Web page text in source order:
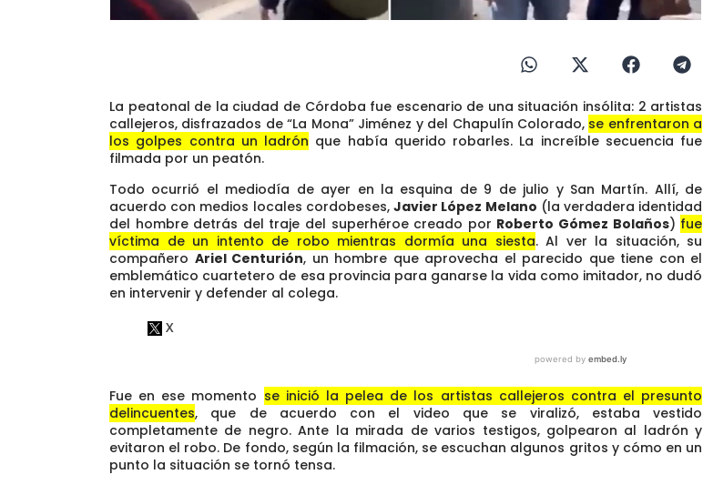
La peatonal de la ciudad de Córdoba fue escenario de una situación insólita: 2 artistas
callejeros, disfrazados de “La Mona” Jiménez y del Chapulín Colorado, se enfrentaron a
los golpes contra un ladrón que había querido robarles. La increíble secuencia fue
filmada por un peatón.
Todo ocurrió el mediodía de ayer en la esquina de 9 de julio y San Martín. Allí, de
acuerdo con medios locales cordobeses,Javier López Melano (la verdadera identidad
del hombre detrás del traje del superhéroe creado por Roberto Gómez Bolaños) fue
víctima de un intento de robo mientras dormía una siesta. Al ver la situación, su
compañero Ariel Centurión, un hombre que aprovecha el parecido que tiene con el
emblemático cuartetero de esa provincia para ganarse la vida como imitador, no dudó
en intervenir y defender al colega.
Fue en ese momento se inició la pelea de los artistas callejeros contra el presunto
delincuentes, que de acuerdo con el video que se viralizó, estaba vestido
completamente de negro. Ante la mirada de varios testigos, golpearon al ladrón y
evitaron el robo. De fondo, según la filmación, se escuchan algunos gritos y cómo en un
punto la situación se tornó tensa.